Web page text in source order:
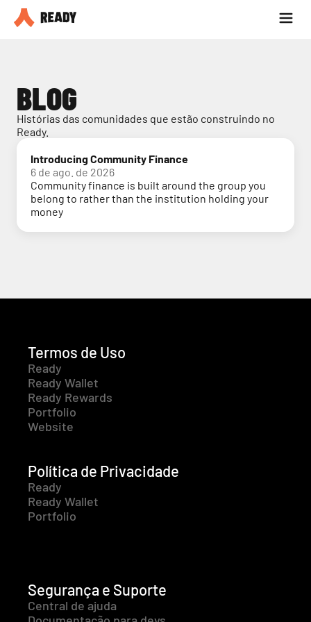
Seja parceiro
BLOG
Histórias das comunidades que estão construindo no
Ready.
Introducing Community Finance
6 de ago. de 2026
Community finance is built around the group you
belong to rather than the institution holding your
money
Termos de Uso
Ready
Ready Wallet
Ready Rewards
Portfolio
Website
Política de Privacidade
Ready
Ready Wallet
Portfolio
Segurança e Suporte
Central de ajuda